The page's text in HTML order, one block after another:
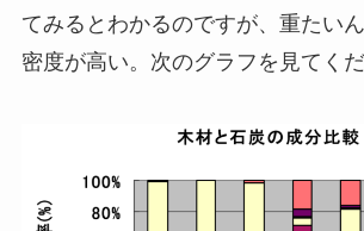
てみるとわかるのですが、重たい
密度が高い。次のグラフを見てくだ